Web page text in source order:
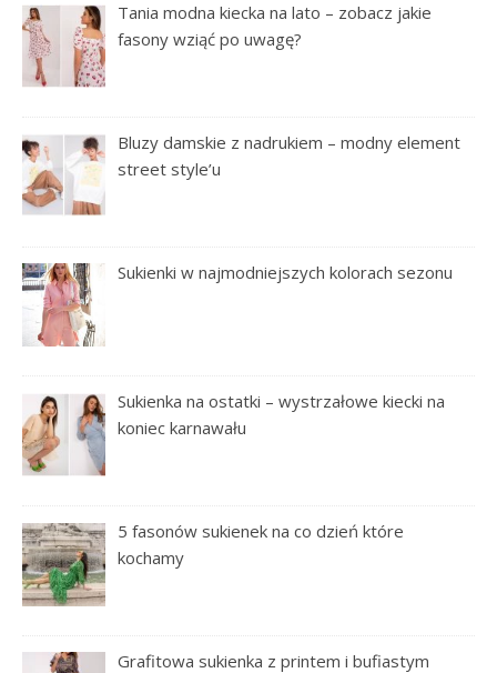
Tania modna kiecka na lato – zobacz jakie
fasony wziąć po uwagę?
Bluzy damskie z nadrukiem – modny element
street style’u
Sukienki w najmodniejszych kolorach sezonu
Sukienka na ostatki – wystrzałowe kiecki na
koniec karnawału
5 fasonów sukienek na co dzień które
kochamy
Grafitowa sukienka z printem i bufiastym